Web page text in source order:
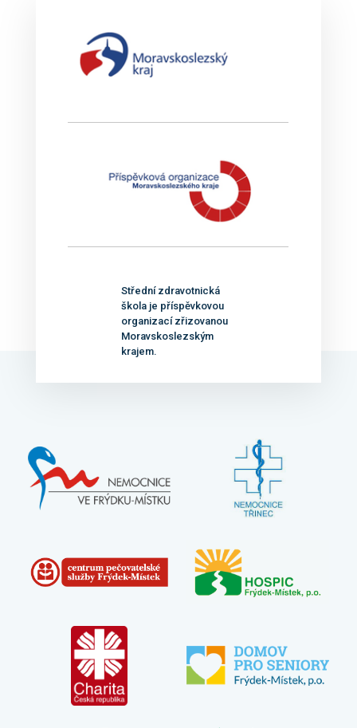
Střední zdravotnická
škola je příspěvkovou
organizací zřizovanou
Moravskoslezským
krajem.